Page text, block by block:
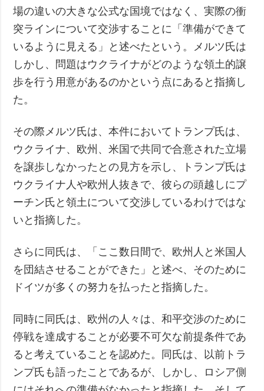
場の違いの大きな公式な国境ではなく、実際の衝
突ラインについて交渉することに「準備ができて
いるように見える」と述べたという。メルツ氏は
しかし、問題はウクライナがどのような領土的譲
歩を行う用意があるのかという点にあると指摘し
た。
その際メルツ氏は、本件においてトランプ氏は、
ウクライナ、欧州、米国で共同で合意された立場
を譲歩しなかったとの見方を示し、トランプ氏は
ウクライナ人や欧州人抜きで、彼らの頭越しにプ
ーチン氏と領土について交渉しているわけではな
いと指摘した。
さらに同氏は、「ここ数日間で、欧州人と米国人
を団結させることができた」と述べ、そのために
ドイツが多くの努力を払ったと指摘した。
同時に同氏は、欧州の人々は、和平交渉のために
停戦を達成することが必要不可欠な前提条件であ
ると考えていることを認めた。同氏は、以前トラ
ンプ氏も語ったことであるが、しかし、ロシア側